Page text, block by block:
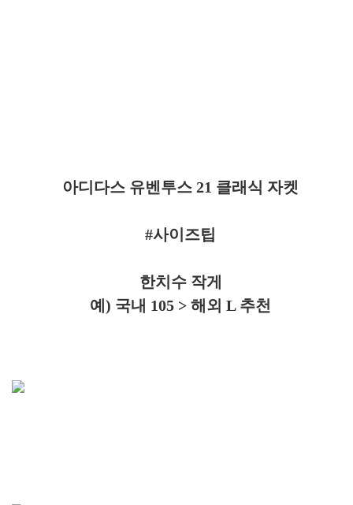
아디다스 유벤투스 21 클래식 자켓
#사이즈팁
한치수 작게
예) 국내 105 > 해외 L 추천